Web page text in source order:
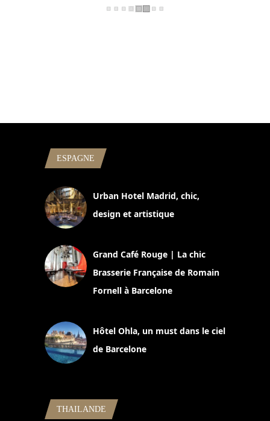
ESPAGNE
Urban Hotel Madrid, chic,
design et artistique
Grand Café Rouge | La chic
Brasserie Française de Romain
Fornell à Barcelone
Hôtel Ohla, un must dans le ciel
de Barcelone
THAILANDE